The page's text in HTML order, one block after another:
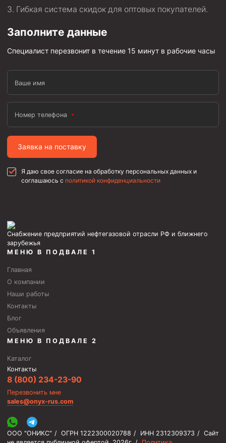
Гибкая система скидок для оптовых покупателей.
Заполните данные
Специалист перезвонит в течение 15 минут в рабочие часы
Ваше имя
Номер телефона
Заявка на поставку
Я даю свое согласие на обработку персональных данных и
соглашаюсь с политикой конфиденциальности
Снабжение предприятий нефтегазовой отрасли РФ и ближнего
зарубежья
МЕНЮ В ПОДВАЛЕ 1
Главная
О компании
Наши работы
Контакты
Блог
Объявления
МЕНЮ В ПОДВАЛЕ 2
Каталог
Контакты
8 (800) 234-23-90
Перезвонить мне
sales@onyx-rus.com
ООО "ОНИКС" / ОГРН 1222300020788 / ИНН 2312309373 / Сайт